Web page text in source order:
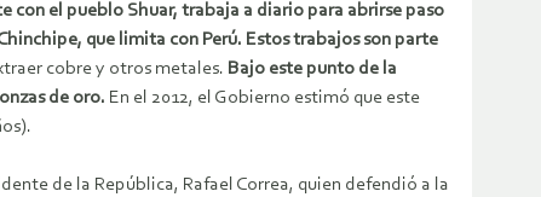
con el pueblo Shuar, trabaja a diario para abrirse paso
que limita con Perú. Estos trabajos son parte
cobre y otros metales. Bajo este punto de la
de oro. En el 2012, el Gobierno estimó que este
de la República, Rafael Correa, quien defendió a la